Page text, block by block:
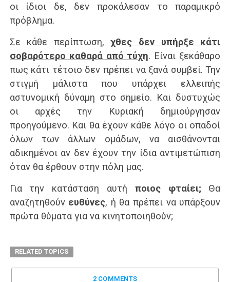
οι ίδιοι δε, δεν προκάλεσαν το παραμικρό
πρόβλημα.
Σε κάθε περίπτωση,χθες δεν υπήρξε κάτι
σοβαρότερο καθαρά από τύχη. Είναι ξεκάθαρο
πως κάτι τέτοιο δεν πρέπει να ξανά συμβεί. Την
στιγμή μάλιστα που υπάρχει ελλειπής
αστυνομική δύναμη στο σημείο. Και δυστυχώς
οι αρχές την Κυριακή δημιούργησαν
προηγούμενο. Και θα έχουν κάθε λόγο οι οπαδοί
όλων των άλλων ομάδων, να αισθάνονται
αδικημένοι αν δεν έχουν την ίδια αντιμετώπιση
όταν θα έρθουν στην πόλη μας.
Για την κατάσταση αυτή ποιος φταίει; Θα
αναζητηθούν ευθύνες, ή θα πρέπει να υπάρξουν
πρώτα θύματα για να κινητοποιηθούν;
RELATED TOPICS
2 COMMENTS